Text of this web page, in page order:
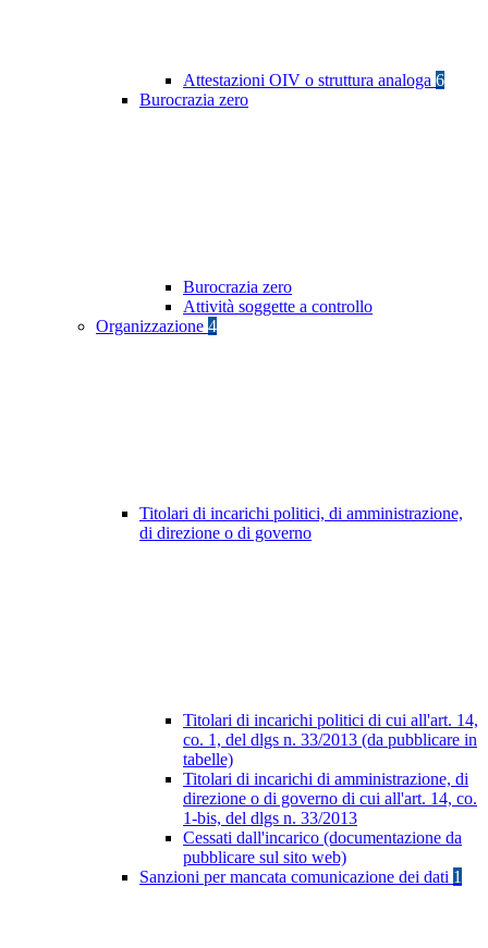
Attestazioni OIV o struttura analoga 6
Burocrazia zero
Burocrazia zero
Attività soggette a controllo
Organizzazione 4
Titolari di incarichi politici, di amministrazione,
di direzione o di governo
Titolari di incarichi politici di cui all'art. 14,
co. 1, del dlgs n. 33/2013 (da pubblicare in
tabelle)
Titolari di incarichi di amministrazione, di
direzione o di governo di cui all'art. 14, co.
1-bis, del dlgs n. 33/2013
Cessati dall'incarico (documentazione da
pubblicare sul sito web)
Sanzioni per mancata comunicazione dei dati 1